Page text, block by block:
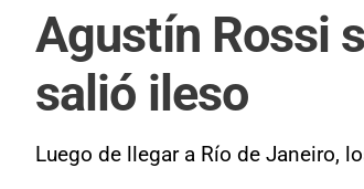
Agustín Rossi
salió ileso
Luego de llegar a Río de Janeiro,